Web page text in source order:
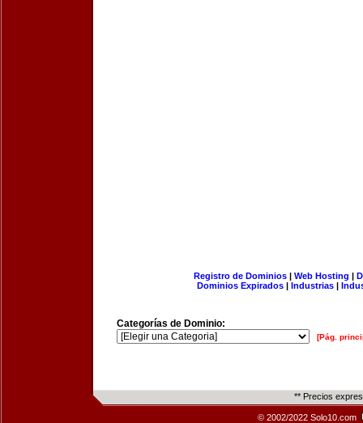
Registro de Dominios| Web Hosting |
Dominios Expirados | Industrias |
Categorías de Dominio:
[Pág.
** Precios
© 2002/2022 Solo10.com